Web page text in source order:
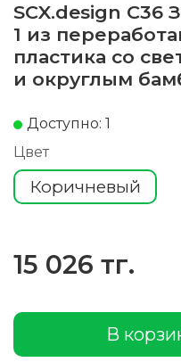
SCX.design C36
1 из
пластика со
и округлым
Доступно: 1
Цвет
Коричневый
15 026 тг.
В